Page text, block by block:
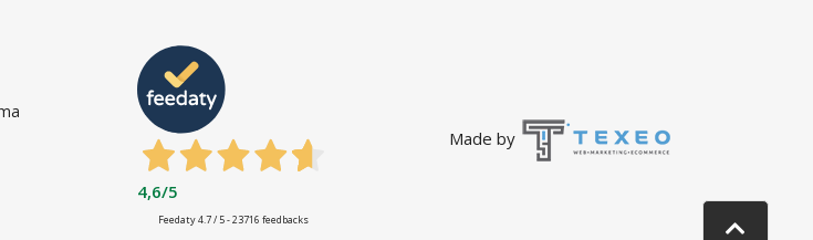
4,6/5
Feedaty4.7/ 5-23716 feedbacks
Made by